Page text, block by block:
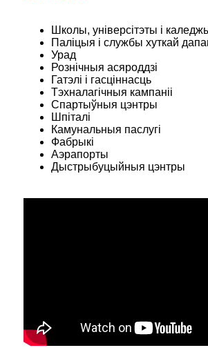
Школы, універсітэты і
Паліцыя і службы хуткай
Урад
Рознічныя асяроддзі
Гатэлі і гасціннасць
Тэхналагічныя кампаніі
Спартыўныя цэнтры
Шпіталі
Камунальныя паслугі
Фабрыкі
Аэрапорты
Дыстрыбуцыйныя цэнтры